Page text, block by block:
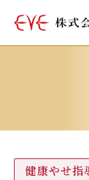
健康やせ指